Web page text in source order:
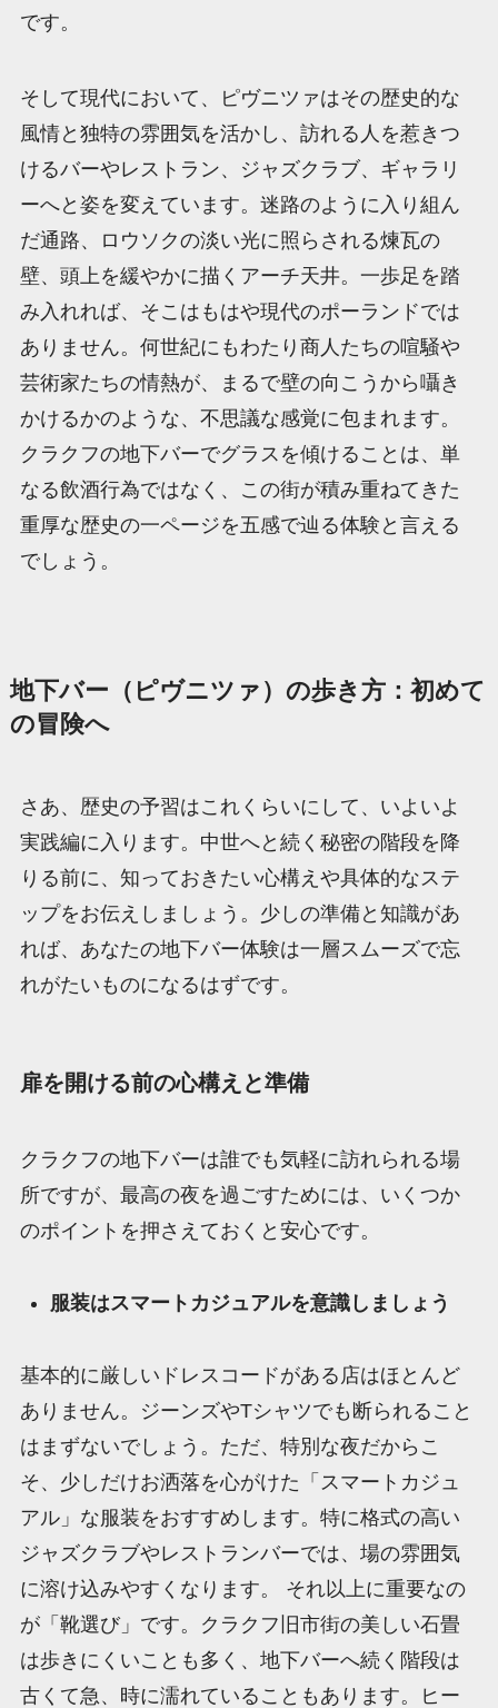
です。
そして現代において、ピヴニツァはその歴史的な
風情と独特の雰囲気を活かし、訪れる人を惹きつ
けるバーやレストラン、ジャズクラブ、ギャラリ
ーへと姿を変えています。迷路のように入り組ん
だ通路、ロウソクの淡い光に照らされる煉瓦の
壁、頭上を緩やかに描くアーチ天井。一歩足を踏
み入れれば、そこはもはや現代のポーランドでは
ありません。何世紀にもわたり商人たちの喧騒や
芸術家たちの情熱が、まるで壁の向こうから囁き
かけるかのような、不思議な感覚に包まれます。
クラクフの地下バーでグラスを傾けることは、単
なる飲酒行為ではなく、この街が積み重ねてきた
重厚な歴史の一ページを五感で辿る体験と言える
でしょう。
地下バー（ピヴニツァ）の歩き方：初めて
の冒険へ
さあ、歴史の予習はこれくらいにして、いよいよ
実践編に入ります。中世へと続く秘密の階段を降
りる前に、知っておきたい心構えや具体的なステ
ップをお伝えしましょう。少しの準備と知識があ
れば、あなたの地下バー体験は一層スムーズで忘
れがたいものになるはずです。
扉を開ける前の心構えと準備
クラクフの地下バーは誰でも気軽に訪れられる場
所ですが、最高の夜を過ごすためには、いくつか
のポイントを押さえておくと安心です。
服装はスマートカジュアルを意識しましょう
基本的に厳しいドレスコードがある店はほとんど
ありません。ジーンズやTシャツでも断られること
はまずないでしょう。ただ、特別な夜だからこ
そ、少しだけお洒落を心がけた「スマートカジュ
アル」な服装をおすすめします。特に格式の高い
ジャズクラブやレストランバーでは、場の雰囲気
に溶け込みやすくなります。 それ以上に重要なの
が「靴選び」です。クラクフ旧市街の美しい石畳
は歩きにくいことも多く、地下バーへ続く階段は
古くて急、時に濡れていることもあります。ヒー